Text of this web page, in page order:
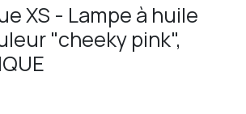
XS - Lampe à huile
"cheeky pink",